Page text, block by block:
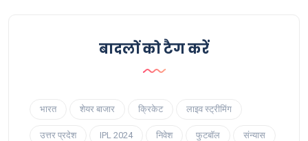
बादलों को टैग करें
भारत शेयर बाजार क्रिकेट लाइव स्ट्रीमिंग
उत्तर प्रदेश IPL 2024 निवेश फुटबॉल संन्यास